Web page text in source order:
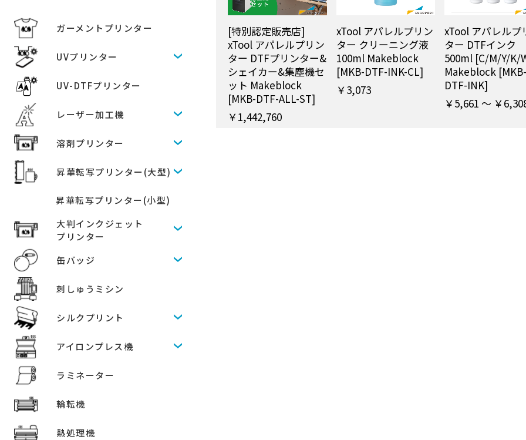
ガーメントプリンター
UVプリンター
UV-DTFプリンター
レーザー加工機
溶剤プリンター
昇華転写プリンター(大型)
昇華転写プリンター(小型)
大判インクジェット
プリンター
缶バッジ
刺しゅうミシン
シルクプリント
アイロンプレス機
ラミネーター
輪転機
熱処理機
[特別認定販売店]
xTool アパレルプリン
ター DTFプリンター&
シェイカー&集塵機セ
ット Makeblock
[MKB-DTF-ALL-ST]
￥1,442,760
xTool アパレルプリン
ター クリーニング液
100ml Makeblock
[MKB-DTF-INK-CL]
￥3,073
xTool アパレルプ
ター DTFインク
500ml [C/M/Y/K/
Makeblock [MKB-
DTF-INK]
￥5,661 ～ ￥